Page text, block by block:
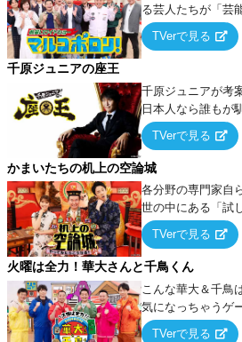
る芸人たちが「芸
出でて、新たなオ
TVerで見る
千原ジュニアの座王
千原ジュニアが考
日本人なら誰もが
ーム』をベースに
ケ・歌…など様々
タを競い合う！
TVerで見る
かまいたちの机上の空論城
各分野の専門家自
世の中にある「試
みたらこうなる！
論”に若手芸人らが
TVerで見る
火曜は全力！華大さんと千鳥くん
こんな華大＆千鳥
気になっちゃうゲ
ー！
TVerで見る